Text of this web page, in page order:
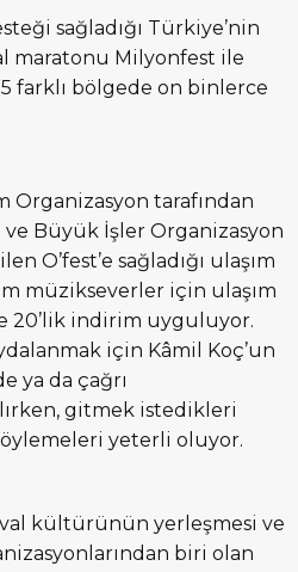
sağladığı Türkiye’nin
maratonu Milyonfest ile
farklı bölgede on binlerce
Organizasyon tarafından
Büyük İşler Organizasyon
O’fest’e sağladığı ulaşım
müzikseverler için ulaşım
20’lik indirim uyguluyor.
için Kâmil Koç’un
ya da çağrı
gitmek istedikleri
yeterli oluyor.
kültürünün yerleşmesi ve
biri olan